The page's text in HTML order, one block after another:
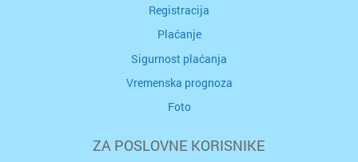
Registracija
Plaćanje
Sigurnost plaćanja
Vremenska prognoza
Foto
ZA POSLOVNE KORISNIKE